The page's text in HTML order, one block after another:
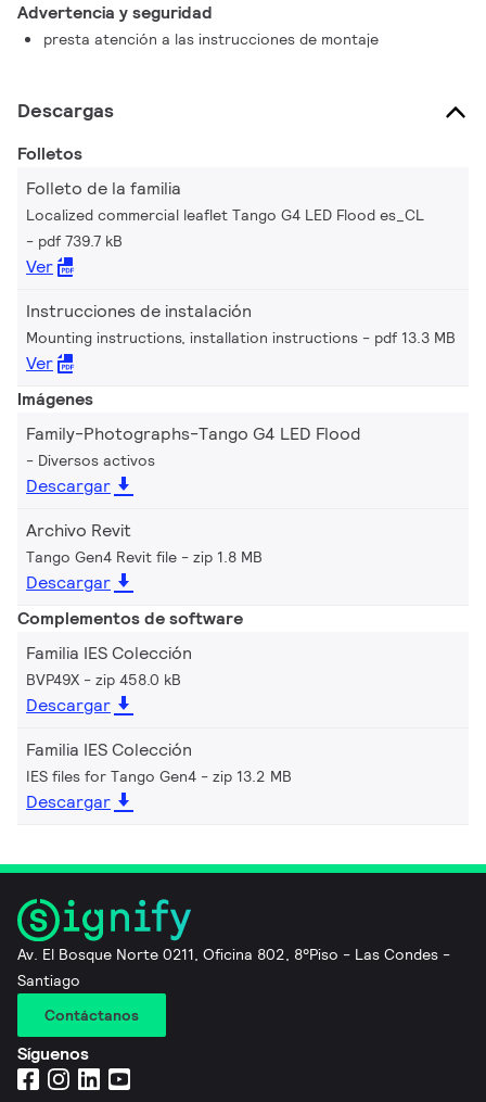
Advertencia y seguridad
presta atención a las instrucciones de montaje
Descargas
Folletos
Folleto de la familia
Localized commercial leaflet Tango G4 LED Flood es_CL
pdf 739.7 kB
Ver
Instrucciones de instalación
Mounting instructions, installation instructions pdf 13.3 MB
Ver
Imágenes
Family-Photographs-Tango G4 LED Flood
Diversos activos
Descargar
Archivo Revit
Tango Gen4 Revit file zip 1.8 MB
Descargar
Complementos de software
Familia IES Colección
BVP49X zip 458.0 kB
Descargar
Familia IES Colección
IES files for Tango Gen4 zip 13.2 MB
Descargar
Av. El Bosque Norte 0211, Oficina 802, 8°Piso - Las Condes -
Santiago
Contáctanos
Síguenos